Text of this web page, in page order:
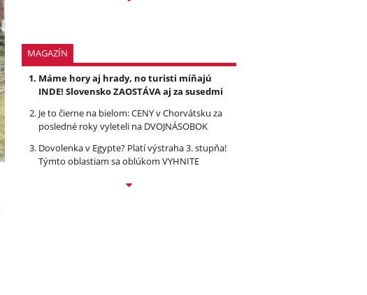
MAGAZÍN
Máme hory aj hrady, no turisti míňajú
INDE! Slovensko ZAOSTÁVA aj za susedmi
Je to čierne na bielom: CENY v Chorvátsku za
posledné roky vyleteli na DVOJNÁSOBOK
Dovolenka v Egypte? Platí výstraha 3. stupňa!
Týmto oblastiam sa oblúkom VYHNITE